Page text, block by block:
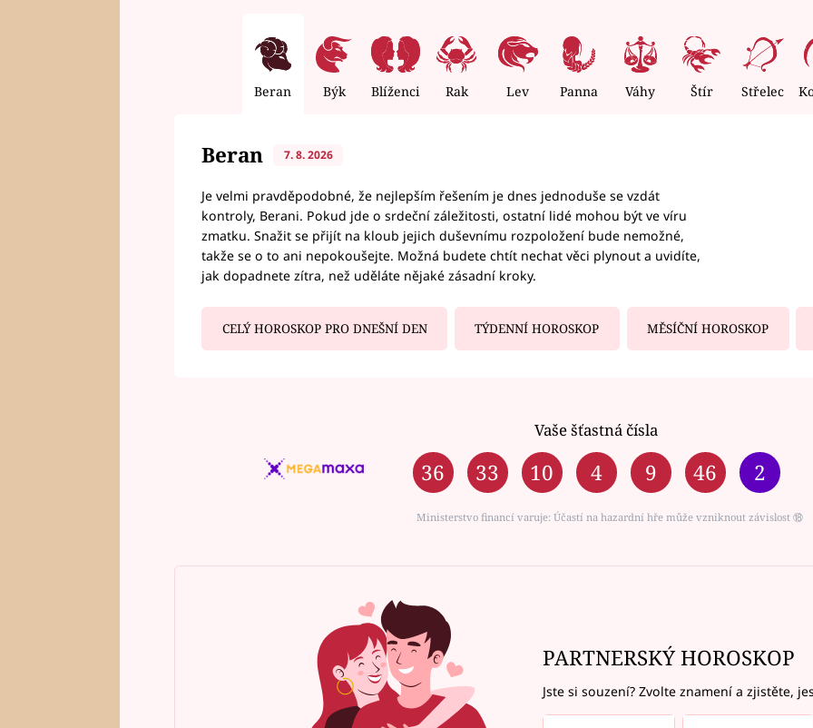
Beran Býk Blíženci Rak Lev Panna Váhy Štír Střelec
Beran 7. 8. 2026
Je velmi pravděpodobné, že nejlepším řešením je dnes jednoduše se vzdát
kontroly, Berani. Pokud jde o srdeční záležitosti, ostatní lidé mohou být ve víru
zmatku. Snažit se přijít na kloub jejich duševnímu rozpoložení bude nemožné,
takže se o to ani nepokoušejte. Možná budete chtít nechat věci plynout a uvidíte,
jak dopadnete zítra, než uděláte nějaké zásadní kroky.
CELÝ HOROSKOP PRO DNEŠNÍ DEN TÝDENNÍ HOROSKOP MĚSÍČNÍ HOROSKOP
Vaše šťastná čísla
36 33 10 4 9 46 2
Ministerstvo financí varuje: Účastí na hazardní hře může vzniknout závislost ⑱
PARTNERSKÝ HOROSKOP
Jste si souzení? Zvolte znamení a zjistěte,